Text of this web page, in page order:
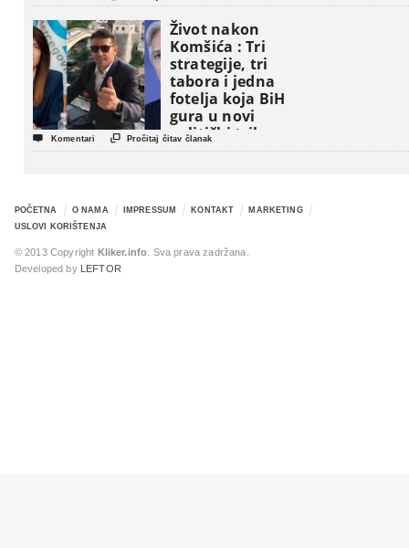
Život nakon
Komšića : Tri
strategije, tri
tabora i jedna
fotelja koja BiH
gura u novi
politički triler
 Komentari  Pročitaj čitav članak
POČETNA O NAMA IMPRESSUM KONTAKT
MARKETING
USLOVI KORIŠTENJA
© 2013 Copyright Kliker.info . Sva prava zadržana.
Developed by
LEFTOR